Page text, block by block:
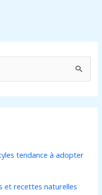
tendance à adopter
et recettes naturelles